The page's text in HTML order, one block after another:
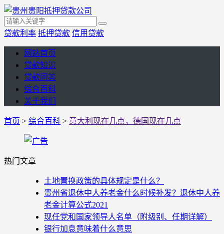
贷款利率 抵押贷款 信用贷款
网站首页
贷款知识
贷款问答
综合百科
关于我们
首页 > 综合百科 > 意大利现在几点，德国现在几点
热门文章
土地置换政策的具体规定是什么？
贵州省退休中人养老金什么时候补发？退休中人养
老金计算公式2021
现任党和国家领导人名单（附级别、任期详解）
银行加息意味着什么意思